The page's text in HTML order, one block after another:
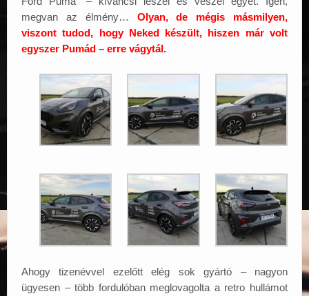
megvan az élmény… Olyan, de mégis másmilyen,
viszont tudod, hogy Neked készült, hiszen már volt
egyszer Pumád – erre vágytál.
Ahogy tizenévvel ezelőtt elég sok gyártó – nagyon
ügyesen – több fordulóban meglovagolta a retro hullámot